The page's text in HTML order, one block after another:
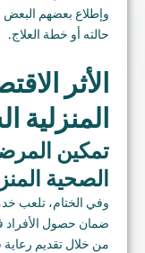
وإطلاع بعضهم
حالته أو خطة العلاج.
الأثر
المنزلية
تمكين
الصحية
وفي الختام، تلعب
ضمان حصول الأفراد
من خلال تقديم